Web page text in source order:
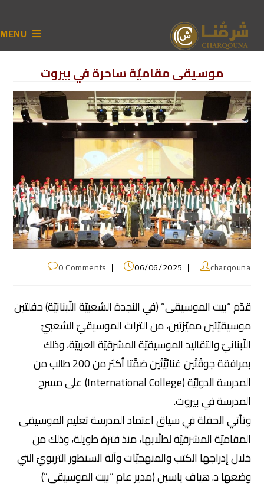
MENU
موسيقى مقاميّة ساحرة في بيروت
charqouna
06/06/2025
0 Comments
قدّم “بيت الموسيقى” (في النجدة الشعبيّة اللّبنانيّة) حفلتين
موسيقيّتين مميّزتين، من التراث الموسيقيّ الشعبيّ
اللّبنانيّ والتقاليد الموسيقيّة المشرقيّة العربيّة، وذلك
بمرافقة جوقَتَين غنائيَّتَين ضمَّتا أكثر من 200 طالب من
المدرسة الدوليّة (International College) على مسرح
المدرسة في بيروت.
وتأتي الحفلة في سياق اعتماد المدرسة تعليم الموسيقى
المقاميّة المشرقيّة لطلّابها، منذ فترة طويلة، وذلك من
خلال إدراجها الكتب والمنهجيّات وآلة السنطور التربويّ التي
وضعها د. هياف ياسين (مدير عام “بيت الموسيقى”)